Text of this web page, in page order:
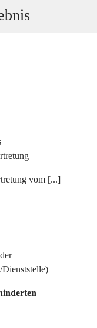
vom [...]